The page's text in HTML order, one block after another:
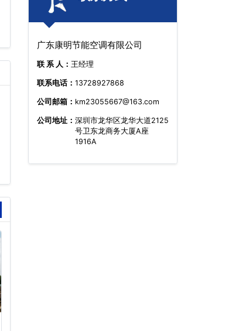
广东康明节能空调有限公司
联 系 人： 王经理
联系电话： 13728927868
公司邮箱： km23055667@163.com
公司地址： 深圳市龙华区龙华大道2125
号卫东龙商务大厦A座
1916A